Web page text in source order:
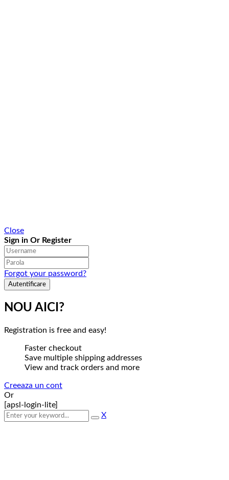
Close
Sign in Or Register
Forgot your password?
NOU AICI?
Registration is free and easy!
Faster checkout
Save multiple shipping addresses
View and track orders and more
Creeaza un cont
Or
[apsl-login-lite]
X